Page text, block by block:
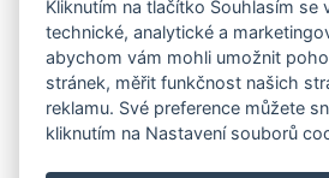
Dárkový poukaz
Mystery box
Kolekce
NOVÁ rozkvetlá
Kliknutím na tlačítko Souhlasím se
technické, analytické a
abychom vám mohli umožnit
stránek, měřit funkčnost našich
reklamu. Své preference můžete
kliknutím na Nastavení souborů